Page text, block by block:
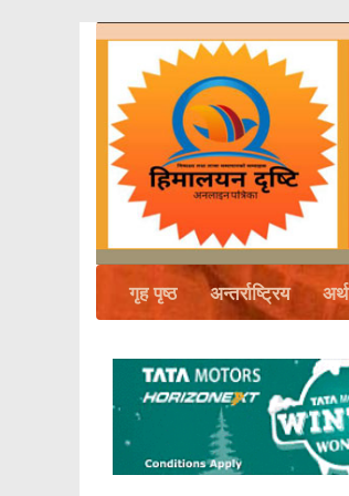
गृह पृष्ठ अन्तर्राष्ट्रिय अर्थ